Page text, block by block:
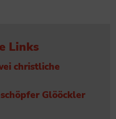
Links
christliche
Glööckler